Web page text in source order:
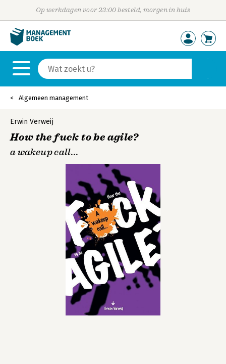
Op werkdagen voor 23:00 besteld, morgen in huis
Algemeen management
Erwin Verweij
How the fuck to be agile?
a wakeup call...